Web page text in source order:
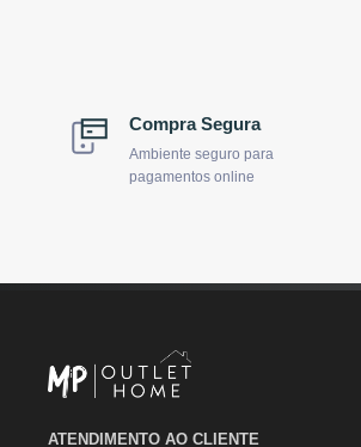
Compra Segura
Ambiente seguro para
pagamentos online
ATENDIMENTO AO CLIENTE